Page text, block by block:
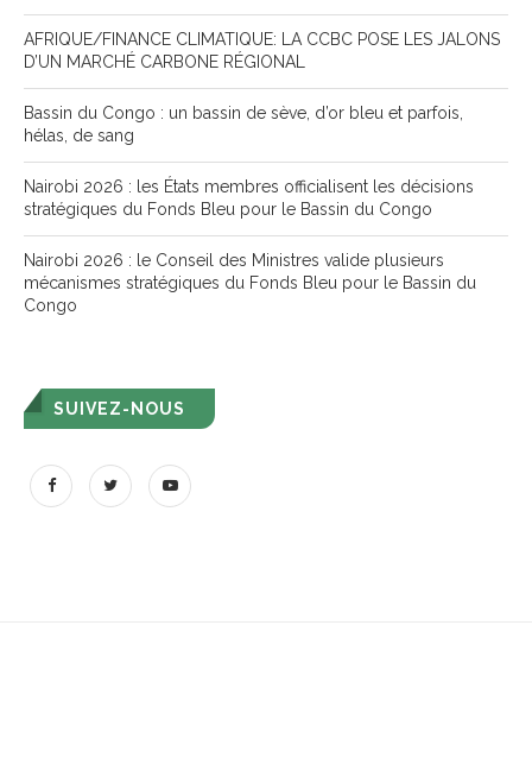
AFRIQUE/FINANCE CLIMATIQUE: LA CCBC POSE LES JALONS
D’UN MARCHÉ CARBONE RÉGIONAL
Bassin du Congo : un bassin de sève, d’or bleu et parfois,
hélas, de sang
Nairobi 2026 : les États membres officialisent les décisions
stratégiques du Fonds Bleu pour le Bassin du Congo
Nairobi 2026 : le Conseil des Ministres valide plusieurs
mécanismes stratégiques du Fonds Bleu pour le Bassin du
Congo
SUIVEZ-NOUS